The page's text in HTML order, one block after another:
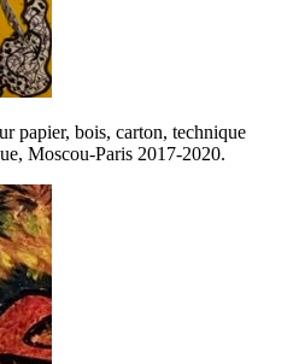
papier, bois, carton, technique
Moscou-Paris 2017-2020.